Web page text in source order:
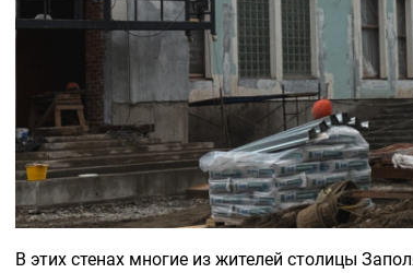
В этих стенах многие из жителей столицы